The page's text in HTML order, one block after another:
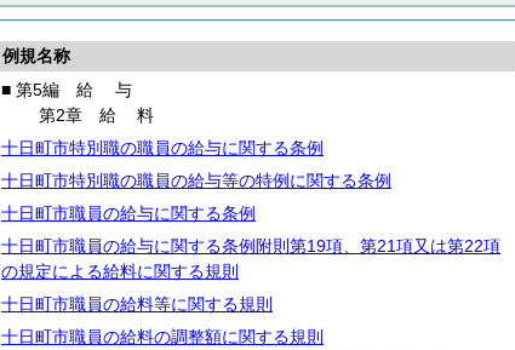
例規名称
■ 第5編 給 与
第2章 給料
十日町市特別職の職員の給与に関する条例
十日町市特別職の職員の給与等の特例に関する条例
十日町市職員の給与に関する条例
十日町市職員の給与に関する条例附則第19項、第21項又は第22項
の規定による給料に関する規則
十日町市職員の給料等に関する規則
十日町市職員の給料の調整額に関する規則